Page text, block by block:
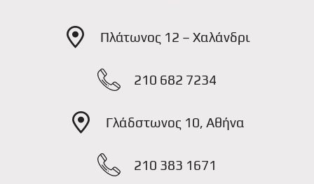
Πλάτωνος 12 – Χαλάνδρι
210 682 7234
Γλάδστωνος 10, Αθήνα
210 383 1671